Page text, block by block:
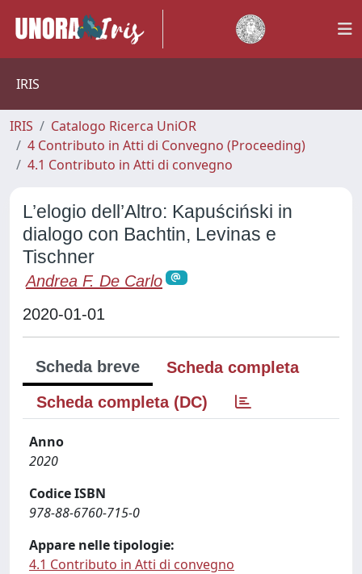
IRIS
IRIS
Catalogo Ricerca UniOR
4 Contributo in Atti di Convegno (Proceeding)
4.1 Contributo in Atti di convegno
L’elogio dell’Altro: Kapuściński in
dialogo con Bachtin, Levinas e
Tischner
Andrea F. De Carlo
2020-01-01
Scheda breve
Scheda completa
Scheda completa (DC)
Anno
2020
Codice ISBN
978-88-6760-715-0
Appare nelle tipologie:
4.1 Contributo in Atti di convegno